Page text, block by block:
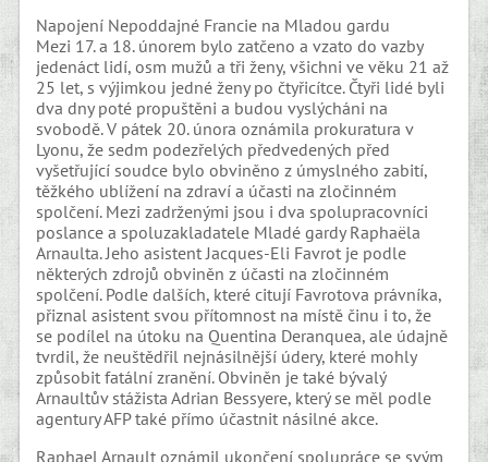
Napojení Nepoddajné Francie na Mladou gardu
Mezi 17. a 18. únorem bylo zatčeno a vzato do vazby
jedenáct lidí, osm mužů a tři ženy, všichni ve věku 21 až
25 let, s výjimkou jedné ženy po čtyřicítce. Čtyři lidé byli
dva dny poté propuštěni a budou vyslýcháni na
svobodě. V pátek 20. února oznámila prokuratura v
Lyonu, že sedm podezřelých předvedených před
vyšetřující soudce bylo obviněno z úmyslného zabití,
těžkého ublížení na zdraví a účasti na zločinném
spolčení. Mezi zadrženými jsou i dva spolupracovníci
poslance a spoluzakladatele Mladé gardy Raphaëla
Arnaulta. Jeho asistent Jacques-Eli Favrot je podle
některých zdrojů obviněn z účasti na zločinném
spolčení. Podle dalších, které citují Favrotova právníka,
přiznal asistent svou přítomnost na místě činu i to, že
se podílel na útoku na Quentina Deranquea, ale údajně
tvrdil, že neuštědřil nejnásilnější údery, které mohly
způsobit fatální zranění. Obviněn je také bývalý
Arnaultův stážista Adrian Bessyere, který se měl podle
agentury AFP také přímo účastnit násilné akce.
Raphael Arnault oznámil ukončení spolupráce se svým